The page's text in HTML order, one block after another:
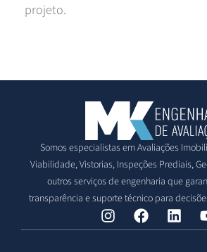
projeto.
Somos especialistas em Avaliações
Viabilidade, Vistorias, Inspeções Prediais,
outros serviços de engenharia que
transparência e suporte técnico para